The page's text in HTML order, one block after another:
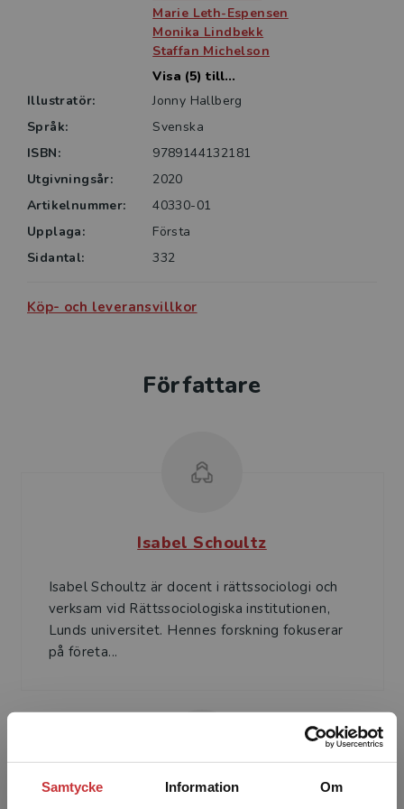
Samtycke Information Om
Marie Leth-Espensen
Monika Lindbekk
Staffan Michelson
Visa (5) till...
Illustratör:
Jonny Hallberg
Språk:
Svenska
ISBN:
9789144132181
Utgivningsår:
2020
Artikelnummer:
40330-01
Upplaga:
Första
Sidantal:
332
Köp- och leveransvillkor
Författare
Isabel Schoultz
Isabel Schoultz är docent i rättssociologi och
verksam vid Rättssociologiska institutionen,
Lunds universitet. Hennes forskning fokuserar
på företa...